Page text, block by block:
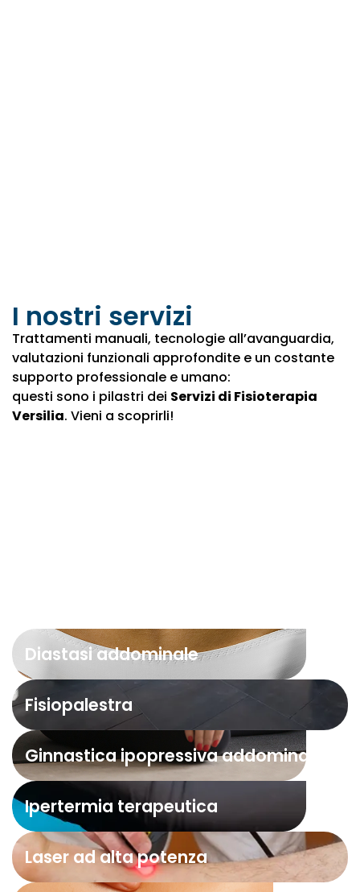
I nostri servizi
Trattamenti manuali, tecnologie all’avanguardia,
valutazioni funzionali approfondite e un costante
supporto professionale e umano:
questi sono i pilastri dei Servizi di Fisioterapia
Versilia. Vieni a scoprirli!
Diastasi addominale
Fisiopalestra
Ginnastica ipopressiva addominale
Ipertermia terapeutica
Laser ad alta potenza